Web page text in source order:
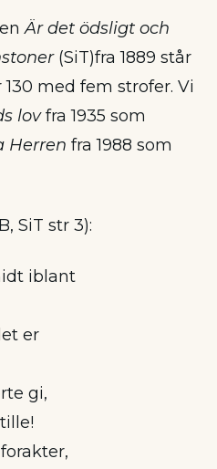
Är det ödsligt och
(SiT)fra 1889 står
med fem strofer. Vi
lovfra 1935 som
Herren fra 1988 som
SiT str 3):
iblant
er
gi,